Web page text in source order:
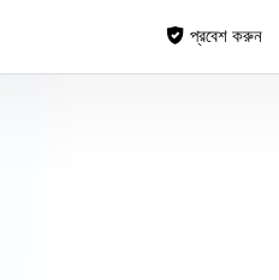
প্রবেশ করুন